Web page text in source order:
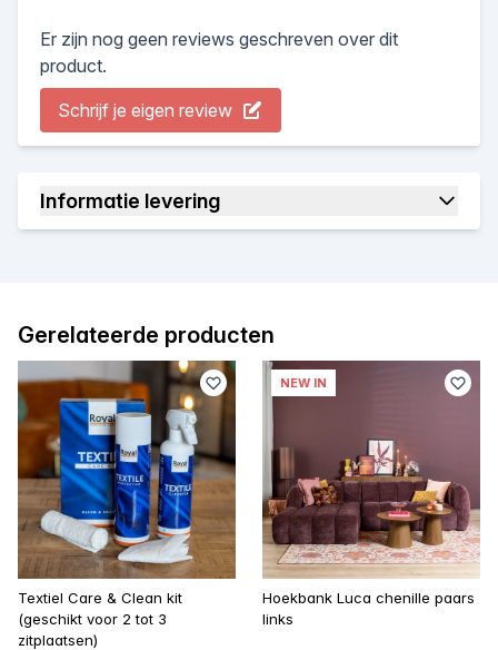
Er zijn nog geen reviews geschreven over dit
product.
Schrijf je eigen review
Informatie levering
Gerelateerde producten
Textiel Care & Clean kit
(geschikt voor 2 tot 3
zitplaatsen)
NEW IN
Hoekbank Luca chenille paars
links